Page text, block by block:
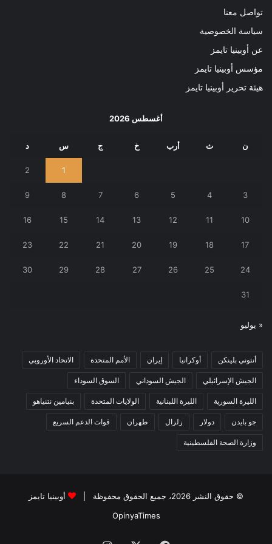
تواصل معنا
سياسة الخصوصية
عن أوبينيا تايمز
مؤسس أوبينيا تايمز
هيئة تحرير أوبينيا تايمز
أغسطس 2026
ن ث أرب خ ج س د
1
2
3
4
5
6
7
8
9
10
11
12
13
14
15
16
17
18
19
20
21
22
23
24
25
26
27
28
29
30
31
« يوليو
أنتوني بلينكن أوكرانيا إيران الأمم المتحدة الاتحاد الأوروبي
الجيش الإسرائيلي الجيش السوداني السوق السوداء
الليرة السورية الليرة اللبنانية الولايات المتحدة بنيامين نتنياهو
جو بايدن دولار زلزال طهران قوات الدعم السريع
وزارة الصحة الفلسطينية
© حقوق النشر 2026، جميع الحقوق محفوظة |
أوبينيا تايمز
OpinyaTimes